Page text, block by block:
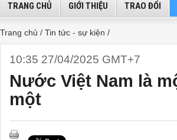
TRANG CHỦ GIỚI THIỆU TRAO ĐỔI
Trang chủ / Tin tức - sự kiện /
10:35 27/04/2025 GMT+7
Nước Việt Nam là
một